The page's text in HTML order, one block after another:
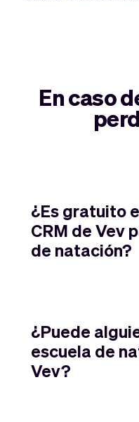
En caso
¿Es gratuito
CRM de Vev
de natación?
¿Puede
escuela de
Vev?